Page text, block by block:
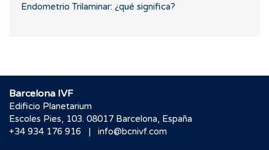
Endometrio Trilaminar: ¿qué significa?
Barcelona IVF
Edificio Planetarium
Escoles Pies, 103. 08017 Barcelona, España
+34 934 176 916
| info@bcnivf.com